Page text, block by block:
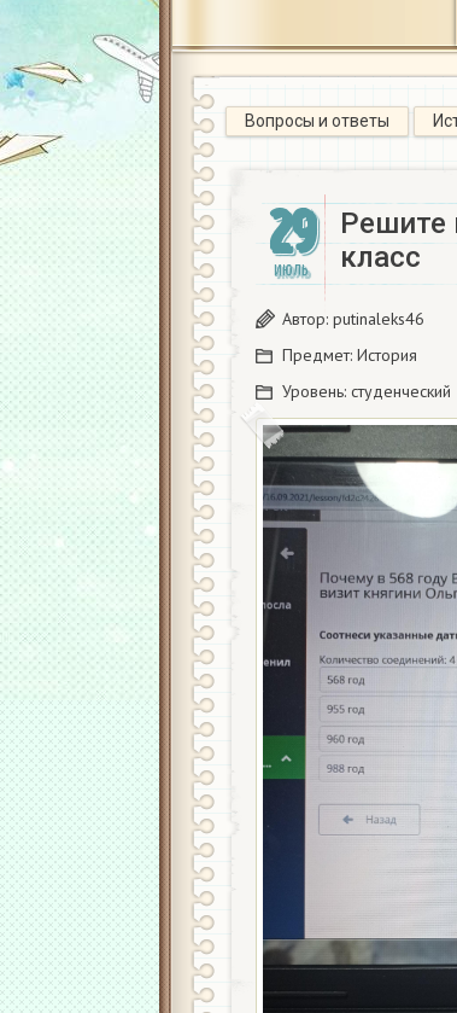
Вопросы и ответы
29
ИЮЛЬ
Решите
класс
Автор: putinaleks46
Предмет: История
Уровень: студенческий